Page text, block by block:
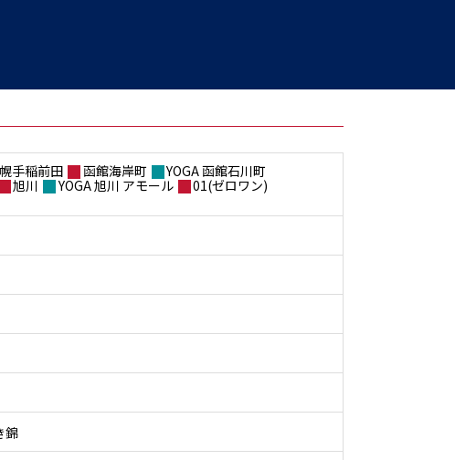
手稲前田 函館海岸町
YOGA 函館石川町
旭川 YOGA 旭川 アモール
01(ゼロワン)
錦